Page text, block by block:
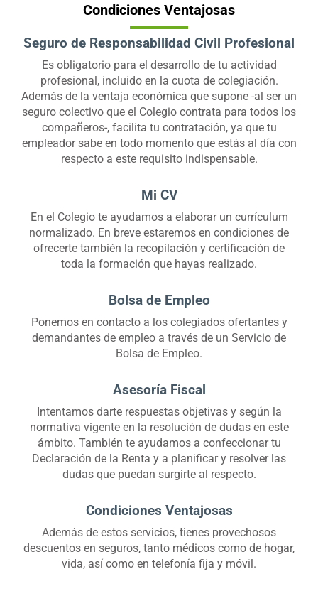
Condiciones Ventajosas
Seguro de Responsabilidad Civil Profesional
Es obligatorio para el desarrollo de tu actividad
profesional, incluido en la cuota de colegiación.
Además de la ventaja económica que supone -al ser un
seguro colectivo que el Colegio contrata para todos los
compañeros-, facilita tu contratación, ya que tu
empleador sabe en todo momento que estás al día con
respecto a este requisito indispensable.
Mi CV
En el Colegio te ayudamos a elaborar un currículum
normalizado. En breve estaremos en condiciones de
ofrecerte también la recopilación y certificación de
toda la formación que hayas realizado.
Bolsa de Empleo
Ponemos en contacto a los colegiados ofertantes y
demandantes de empleo a través de un Servicio de
Bolsa de Empleo.
Asesoría Fiscal
Intentamos darte respuestas objetivas y según la
normativa vigente en la resolución de dudas en este
ámbito. También te ayudamos a confeccionar tu
Declaración de la Renta y a planificar y resolver las
dudas que puedan surgirte al respecto.
Condiciones Ventajosas
Además de estos servicios, tienes provechosos
descuentos en seguros, tanto médicos como de hogar,
vida, así como en telefonía fija y móvil.